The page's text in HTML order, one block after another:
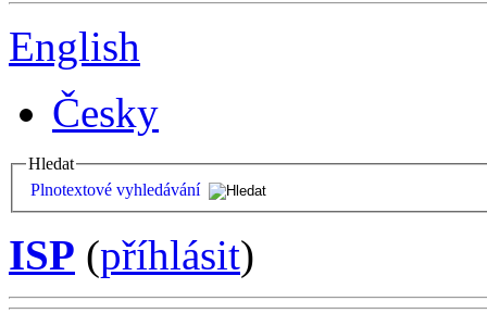
English
Česky
Hledat
Plnotextové vyhledávání
ISP (příhlásit)